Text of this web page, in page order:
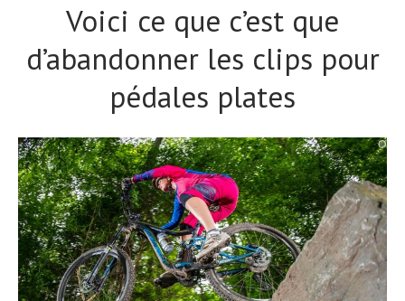
Voici ce que c’est que
d’abandonner les clips pour
pédales plates